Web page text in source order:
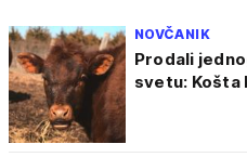
NOVČANIK
Prodali
svetu: Košta